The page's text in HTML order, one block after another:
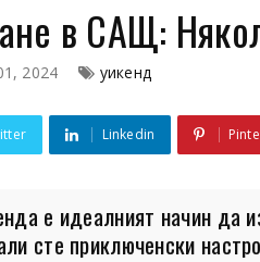
в САЩ:
2024 уикенд
Linkedin
е идеалният начин да
сте приключенски